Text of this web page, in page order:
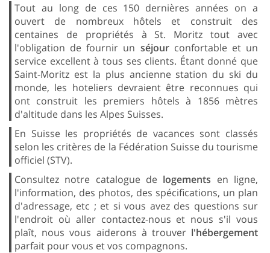
Tout au long de ces 150 dernières années on a
ouvert de nombreux hôtels et construit des
centaines de propriétés à St. Moritz tout avec
l'obligation de fournir un séjour confortable et un
service excellent à tous ses clients. Étant donné que
Saint-Moritz est la plus ancienne station du ski du
monde, les hoteliers devraient être reconnues qui
ont construit les premiers hôtels à 1856 mètres
d'altitude dans les Alpes Suisses.
En Suisse les propriétés de vacances sont classés
selon les critères de la Fédération Suisse du tourisme
officiel (STV).
Consultez notre catalogue de logements en ligne,
l'information, des photos, des spécifications, un plan
d'adressage, etc ; et si vous avez des questions sur
l'endroit où aller contactez-nous et nous s'il vous
plaît, nous vous aiderons à trouver l'hébergement
parfait pour vous et vos compagnons.